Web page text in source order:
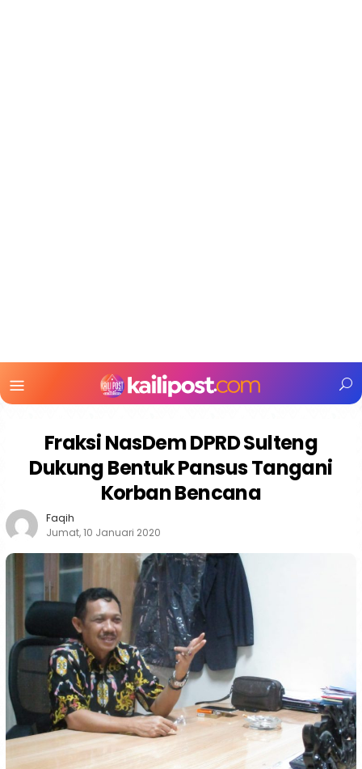
Mobile
Fraksi NasDem DPRD Sulteng
Dukung Bentuk Pansus Tangani
Korban Bencana
Faqih
Jumat, 10 Januari 2020